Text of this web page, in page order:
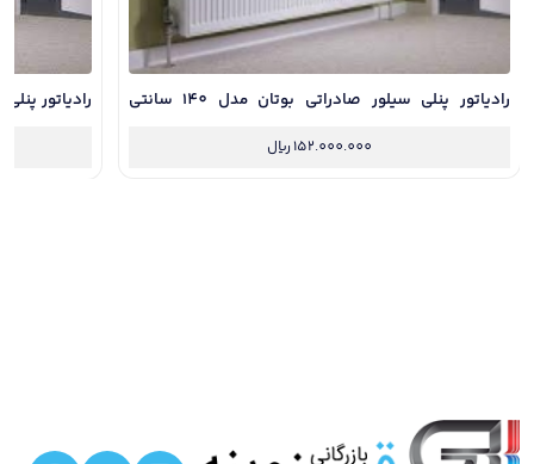
رادیاتور پنلی سیلور صادراتی بوتان مدل 140 سانتی
152.000.000 ریال